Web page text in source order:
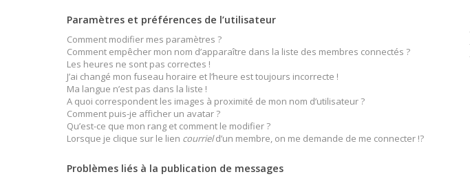
Paramètres et préférences de l’utilisateur
Comment modifier mes paramètres ?
Comment empêcher mon nom d’apparaître dans la liste des membres connectés ?
Les heures ne sont pas correctes !
J’ai changé mon fuseau horaire et l’heure est toujours incorrecte !
Ma langue n’est pas dans la liste !
A quoi correspondent les images à proximité de mon nom d’utilisateur ?
Comment puis-je afficher un avatar ?
Qu’est-ce que mon rang et comment le modifier ?
Lorsque je clique sur le lien courrield’un membre, on me demande de me connecter !?
Problèmes liés à la publication de messages